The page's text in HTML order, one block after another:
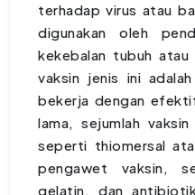
terhadap virus atau
digunakan oleh
kekebalan tubuh
vaksin jenis ini
bekerja dengan
lama, sejumlah
seperti thiomersal
pengawet vaksin,
gelatin, dan